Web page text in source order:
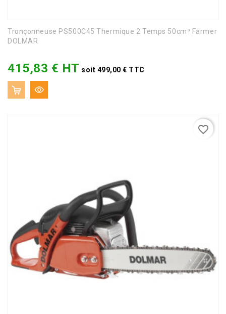
Tronçonneuse PS500C45 Thermique 2 Temps 50cm³ Farmer
DOLMAR
415,83 € HT soit 499,00 € TTC
favorite_border